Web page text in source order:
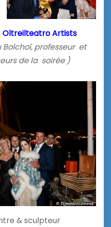
Oltreilteatro Artists
Bolchoî, professeur et
de la soirée )
& sculpteur